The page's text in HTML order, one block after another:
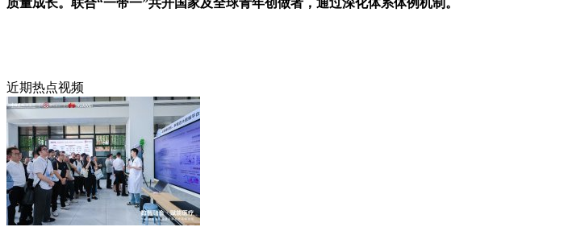
近期热点视频